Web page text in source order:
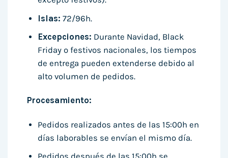
Islas: 72/96h.
Excepciones: Durante Navidad, Black
Friday o festivos nacionales, los tiempos
de entrega pueden extenderse debido al
alto volumen de pedidos.
Procesamiento:
Pedidos realizados antes de las 15:00h en
días laborables se envían el mismo día.